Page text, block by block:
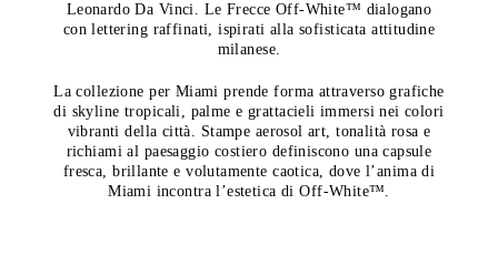
Leonardo Da Vinci. Le Frecce Off-White™ dialogano
con lettering raffinati, ispirati alla sofisticata attitudine
milanese.
La collezione per Miami prende forma attraverso grafiche
di skyline tropicali, palme e grattacieli immersi nei colori
vibranti della città. Stampe aerosol art, tonalità rosa e
richiami al paesaggio costiero definiscono una capsule
fresca, brillante e volutamente caotica, dove l’anima di
Miami incontra l’estetica di Off-White™.